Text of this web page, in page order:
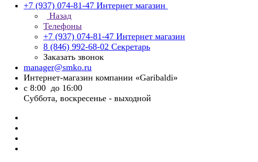
+7 (937) 074-81-47 Интернет магазин
Назад
Телефоны
+7 (937) 074-81-47 Интернет магазин
8 (846) 992-68-02 Секретарь
Заказать звонок
manager@smko.ru
Интернет-магазин компании «Garibaldi»
с 8:00 до 16:00
Суббота, воскресенье - выходной